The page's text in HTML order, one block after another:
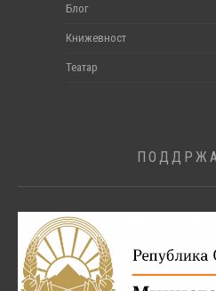
Блог
Книжевност
Театар